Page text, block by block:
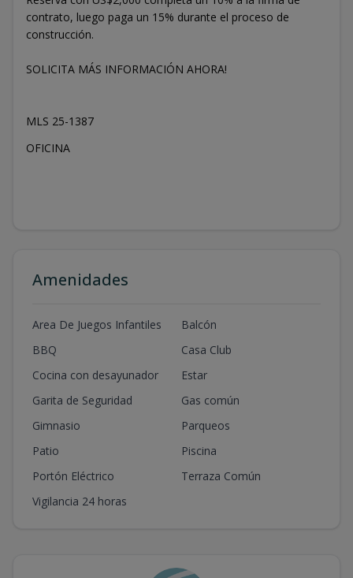
contrato, luego paga un 15% durante el proceso de
construcción.
SOLICITA MÁS INFORMACIÓN AHORA!
MLS 25-1387
OFICINA
Amenidades
Area De Juegos Infantiles
Balcón
BBQ
Casa Club
Cocina con desayunador
Estar
Garita de Seguridad
Gas común
Gimnasio
Parqueos
Patio
Piscina
Portón Eléctrico
Terraza Común
Vigilancia 24 horas